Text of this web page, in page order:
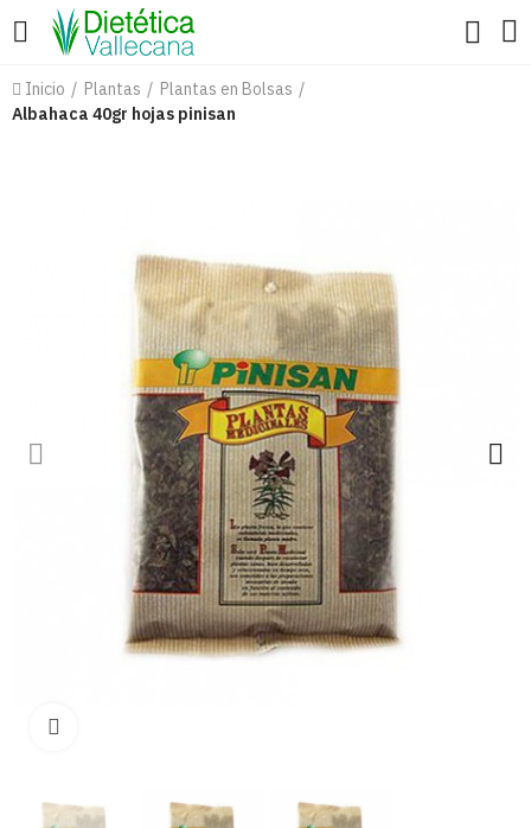
Inicio Plantas
Plantas en Bolsas
Albahaca 40gr hojas pinisan